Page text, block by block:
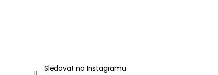
Sledovat na Instagramu